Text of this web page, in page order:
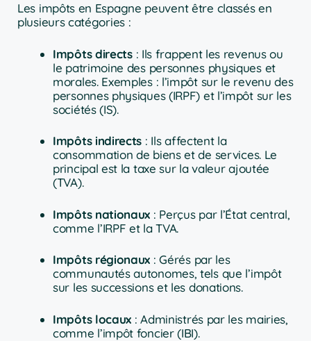
Les impôts en Espagne peuvent être classés en
plusieurs catégories :
Impôts directs : Ils frappent les revenus ou
le patrimoine des personnes physiques et
morales. Exemples : l’impôt sur le revenu des
personnes physiques (IRPF) et l’impôt sur les
sociétés (IS).
Impôts indirects : Ils affectent la
consommation de biens et de services. Le
principal est la taxe sur la valeur ajoutée
(TVA).
Impôts nationaux : Perçus par l’État central,
comme l’IRPF et la TVA.
Impôts régionaux : Gérés par les
communautés autonomes, tels que l’impôt
sur les successions et les donations.
Impôts locaux : Administrés par les mairies,
comme l’impôt foncier (IBI).